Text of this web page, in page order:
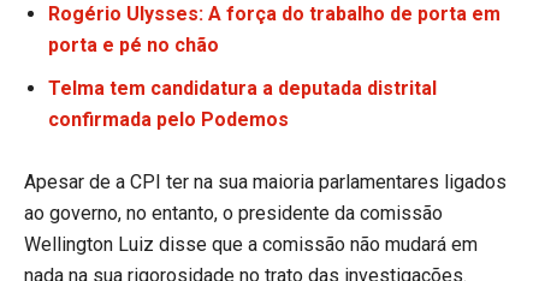
Rogério Ulysses: A força do trabalho de porta em
porta e pé no chão
Telma tem candidatura a deputada distrital
confirmada pelo Podemos
Apesar de a CPI ter na sua maioria parlamentares ligados
ao governo, no entanto, o presidente da comissão
Wellington Luiz disse que a comissão não mudará em
nada na sua rigorosidade no trato das investigações.